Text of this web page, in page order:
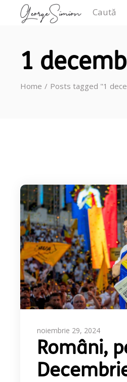
1
Home Posts tagged "1
noiembrie 29, 2024
Români,